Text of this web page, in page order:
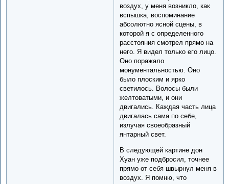
воздух, у меня возникло, как
вспышка, воспоминание
абсолютно ясной сцены, в
которой я с определенного
расстояния смотрел прямо на
него. Я видел только его лицо.
Оно поражало
монументальностью. Оно
было плоским и ярко
светилось. Волосы были
желтоватыми, и они
двигались. Каждая часть лица
двигалась сама по себе,
излучая своеобразный
янтарный свет.
В следующей картине дон
Хуан уже подбросил, точнее
прямо от себя швырнул меня в
воздух. Я помню, что